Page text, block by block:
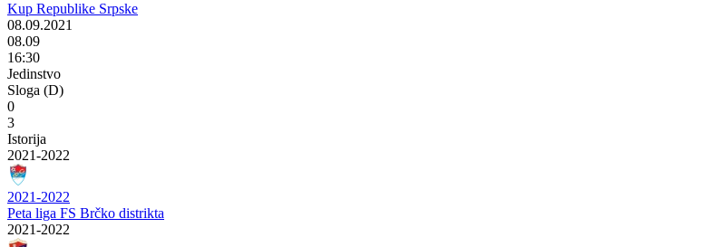
Kup Republike Srpske
08.09.2021
08.09
16:30
Jedinstvo
Sloga (D)
0
3
Istorija
2021-2022
2021-2022
Peta liga FS Brčko distrikta
2021-2022